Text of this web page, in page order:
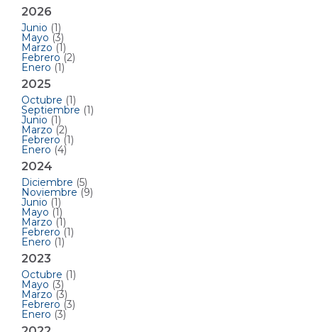
2026
Junio (1)
Mayo (3)
Marzo (1)
Febrero (2)
Enero (1)
2025
Octubre (1)
Septiembre (1)
Junio (1)
Marzo (2)
Febrero (1)
Enero (4)
2024
Diciembre (5)
Noviembre (9)
Junio (1)
Mayo (1)
Marzo (1)
Febrero (1)
Enero (1)
2023
Octubre (1)
Mayo (3)
Marzo (3)
Febrero (3)
Enero (3)